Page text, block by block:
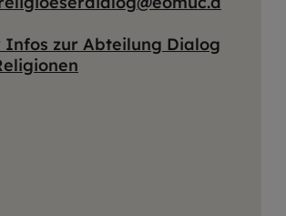
Infos zur Abteilung Dialog